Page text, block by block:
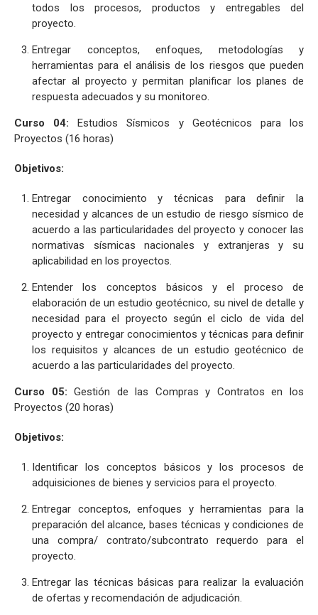
todos los procesos, productos y entregables del
proyecto.
Entregar conceptos, enfoques, metodologías y
herramientas para el análisis de los riesgos que pueden
afectar al proyecto y permitan planificar los planes de
respuesta adecuados y su monitoreo.
Curso 04: Estudios Sísmicos y Geotécnicos para los
Proyectos (16 horas)
Objetivos:
Entregar conocimiento y técnicas para definir la
necesidad y alcances de un estudio de riesgo sísmico de
acuerdo a las particularidades del proyecto y conocer las
normativas sísmicas nacionales y extranjeras y su
aplicabilidad en los proyectos.
Entender los conceptos básicos y el proceso de
elaboración de un estudio geotécnico, su nivel de detalle y
necesidad para el proyecto según el ciclo de vida del
proyecto y entregar conocimientos y técnicas para definir
los requisitos y alcances de un estudio geotécnico de
acuerdo a las particularidades del proyecto.
Curso 05: Gestión de las Compras y Contratos en los
Proyectos (20 horas)
Objetivos:
Identificar los conceptos básicos y los procesos de
adquisiciones de bienes y servicios para el proyecto.
Entregar conceptos, enfoques y herramientas para la
preparación del alcance, bases técnicas y condiciones de
una compra/ contrato/subcontrato requerdo para el
proyecto.
Entregar las técnicas básicas para realizar la evaluación
de ofertas y recomendación de adjudicación.